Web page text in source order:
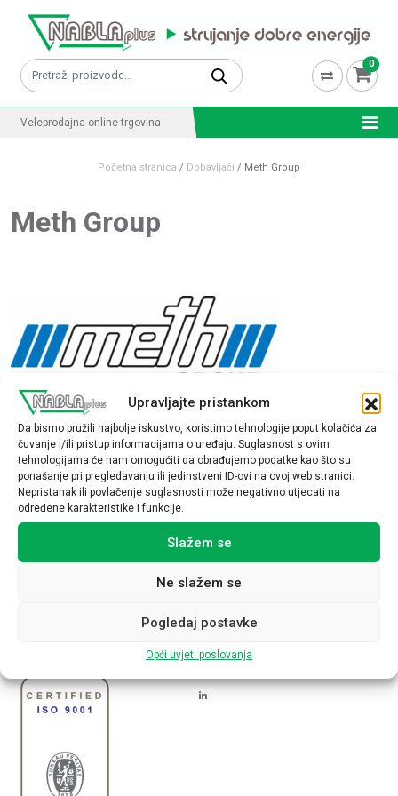
Upravljajte pristankom
Da bismo pružili najbolje iskustvo, koristimo tehnologije poput kolačića za
čuvanje i/ili pristup informacijama o uređaju. Suglasnost s ovim
tehnologijama će nam omogućiti da obrađujemo podatke kao što su
ponašanje pri pregledavanju ili jedinstveni ID-ovi na ovoj web stranici.
Nepristanak ili povlačenje suglasnosti može negativno utjecati na
određene karakteristike i funkcije.
Slažem se
Ne slažem se
Pogledaj postavke
Opći uvjeti poslovanja
Pretraži: 0
Veleprodajna online trgovina
Početna stranica / Dobavljači / Meth Group
Meth Group
Meth Group je pouzdan partner Nabla-plus koji nudi kvalitetna
rješenja za opskrbu industrijskih proizvoda te tehničku podršku.
Suradnja s Meth Group omogućuje klijentima brzu isporuku,
profesionalne savjete i prilagođena rješenja prema specifikacijama.
Više informacija dostupno je na
ovdje.
Inženjering, proizvodnja i trgovina
Sjedište
Zagreb, Lukoranska 2
www.nabla-plus.hr
nabla@nabla-plus.hr